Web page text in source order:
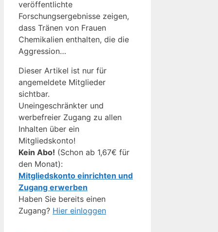
veröffentlichte
Forschungsergebnisse zeigen,
dass Tränen von Frauen
Chemikalien enthalten, die die
Aggression…
Dieser Artikel ist nur für
angemeldete Mitglieder
sichtbar.
Uneingeschränkter und
werbefreier Zugang zu allen
Inhalten über ein
Mitgliedskonto!
Kein Abo! (Schon ab 1,67€ für
den Monat):
Mitgliedskonto einrichten und
Zugang erwerben
Haben Sie bereits einen
Zugang? Hier einloggen